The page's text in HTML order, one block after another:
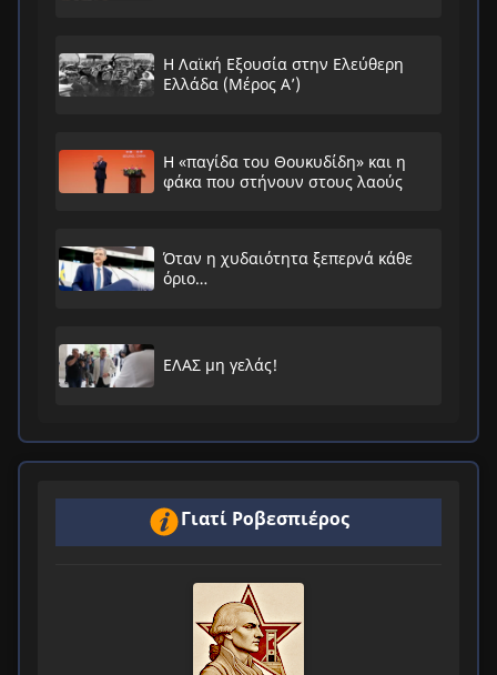
Η Λαϊκή Εξουσία στην Ελεύθερη
Ελλάδα (Μέρος Α’)
Η «παγίδα του Θουκυδίδη» και η
φάκα που στήνουν στους λαούς
Όταν η χυδαιότητα ξεπερνά κάθε
όριο…
ΕΛΑΣ μη γελάς!
Γιατί Ροβεσπιέρος